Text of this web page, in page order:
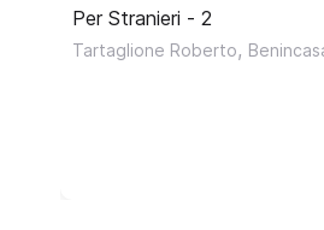
Per Stranieri - 2
Tartaglione Roberto, Benincasa